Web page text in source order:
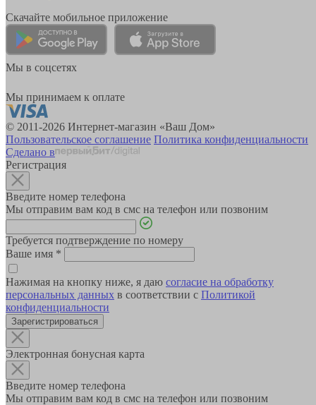
Скачайте мобильное приложение
Мы в соцсетях
Мы принимаем к оплате
© 2011-2026 Интернет-магазин «Ваш Дом»
Пользовательское соглашение Политика конфиденциальности
Сделано в
Регистрация
Введите номер телефона
Мы отправим вам код в смс на телефон или позвоним
Требуется подтверждение по номеру
Ваше имя *
Нажимая на кнопку ниже, я даю согласие на обработку
персональных данных в соответствии с Политикой
конфиденциальности
Зарегистрироваться
Электронная бонусная карта
Введите номер телефона
Мы отправим вам код в смс на телефон или позвоним